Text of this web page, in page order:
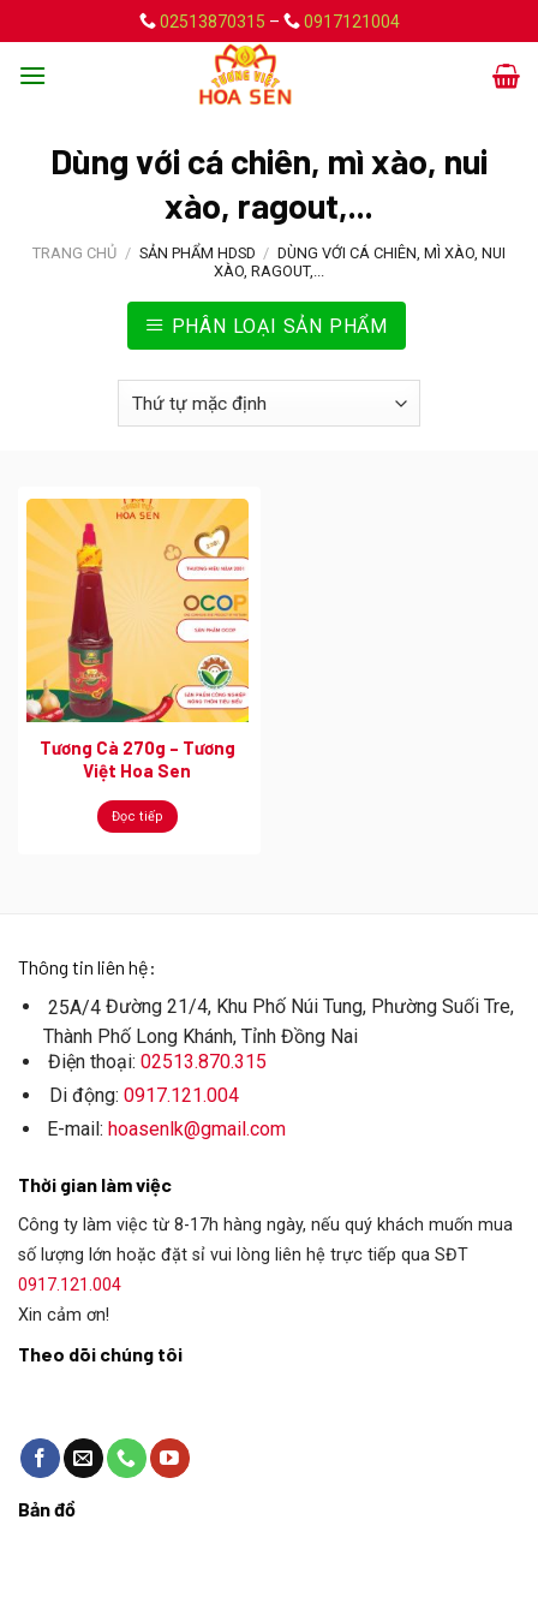
to
content
02513870315 – 0917121004
Dùng với cá chiên, mì xào, nui
xào, ragout,...
TRANG CHỦ / SẢN PHẨM HDSD / DÙNG VỚI CÁ CHIÊN, MÌ XÀO, NUI
XÀO, RAGOUT,...
PHÂN LOẠI SẢN PHẨM
Tương Cà 270g – Tương
Việt Hoa Sen
Đọc tiếp
Thông tin liên hệ:
25A/4Đường 21/4, Khu Phố Núi Tung, Phường Suối Tre,
Thành Phố Long Khánh, Tỉnh Đồng Nai
Điện thoại: 02513.870.315
Di động: 0917.121.004
E-mail: hoasenlk@gmail.com
Thời gian làm việc
Công ty làm việc từ 8-17h hàng ngày, nếu quý khách muốn mua
số lượng lớn hoặc đặt sỉ vui lòng liên hệ trực tiếp qua SĐT
0917.121.004
Xin cảm ơn!
Theo dõi chúng tôi
Bản đồ